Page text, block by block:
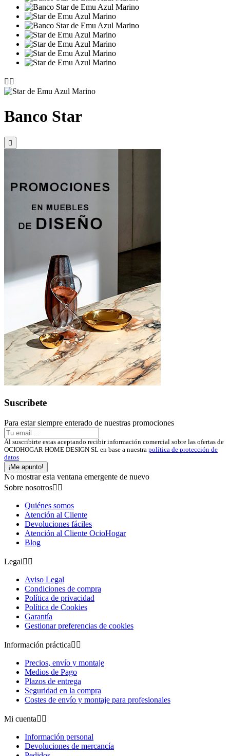
 
Banco Star

Suscríbete
Para estar siempre enterado de nuestras promociones
Al suscribirte estas aceptando recibir información comercial sobre las ofertas de
OCIOHOGAR HOME DESIGN SL en base a nuestra política de protección de
datos
¡Me apunto!
No mostrar esta ventana emergente de nuevo
Sobre nosotros 
Quiénes somos
Atención al Cliente
Devoluciones fáciles
Atención al Cliente OcioHogar
Blog
Legal 
Aviso Legal
Condiciones de compra
Política de privacidad
Política de Cookies
Garantía
Gestionar preferencias de cookies
Información práctica 
Precios, envío y montaje
Medios de Pago
Plazos de entrega
Seguridad en la compra
Costes de envío y montaje para profesionales
Mi cuenta 
Información personal
Devoluciones de mercancía